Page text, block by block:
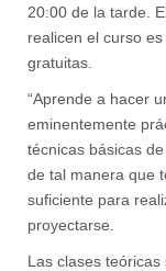
20:00 de la tarde.
realicen el curso
gratuitas.
“Aprende a hacer
eminentemente
técnicas básicas
de tal manera que
suficiente para
proyectarse.
Las clases